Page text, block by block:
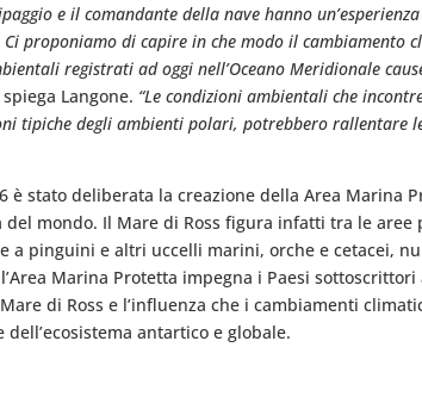
e il comandante della nave hanno
proponiamo di capire in che modo il cambiamento
registrati ad oggi nell’Oceano Meridionale
spiega Langone. “Le condizioni ambientali che
tipiche degli ambienti polari, potrebbero rallentare
è stato deliberata la creazione della Area Marina
del mondo. Il Mare di Ross figura infatti tra le
a pinguini e altri uccelli marini, orche e cetacei,
Marina Protetta impegna i Paesi
di Ross e l’influenza che i cambiamenti
dell’ecosistema antartico e globale.